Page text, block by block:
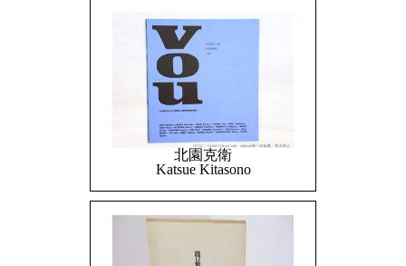
北園克衛
Katsue Kitasono